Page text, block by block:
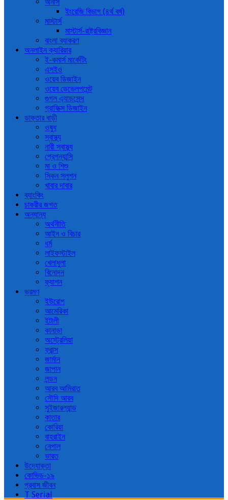
ইংরেজি বিভাগ (৪র্থ বর্ষ)
মাস্টার্স
মাস্টার্স-রাষ্ট্রবিজ্ঞান
বাংলা ব্যাকরণ
অনলাইন ক্যারিয়ার
ই-কমার্স মার্কেটিং
এসইও
ওয়েব ডিজাইন
ওয়েব ডেভেলপমেন্ট
গুগল এ্যাডসেন্স
গ্রাফিক্স ডিজাইন
ডাক্তার বাড়ী
ওষুধ
স্বাস্থ্য
নারী স্বাস্থ্য
প্রেগন্যান্সি
মা ও শিশু
স্কিন সলুশন
খাবার দাবার
ব্যাংকিং
চাকরীর জগত
অন্যান্য
অর্থনীতি
আইন ও বিচার
ধর্ম
লাইফস্টাইল
খেলাধুলা
বিনোদন
ফ্যাশন
ভ্রমণ
ইউরোপ
আমেরিকা
ইটালী
কানাডা
অস্ট্রেলিয়া
ফ্রান্স
জার্মান
জাপান
লন্ডন
আরব আমিরাত
সৌদি আরব
সুইজারল্যান্ড
কাতার
কোরিয়া
বাহরাইন
নেপাল
ভারত
উদ্যোক্তা
কোভিড-১৯
প্রবাস জীবন
T Serial